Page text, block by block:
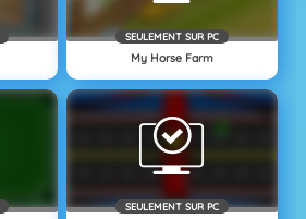
SEULEMENT SUR PC
My Horse Farm
SEULEMENT SUR PC